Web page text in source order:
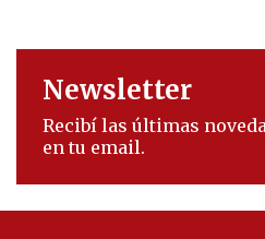
Newsletter
Recibí las últimas
en tu email.